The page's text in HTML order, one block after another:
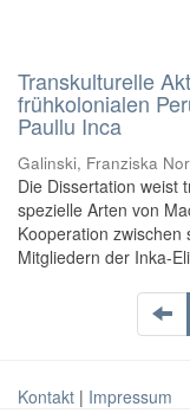
Transkulturelle
frühkolonialen
Paullu Inca
Galinski, Franziska
Die Dissertation weist
spezielle Arten von
Kooperation zwischen
Mitgliedern der Inka-
Kontakt | Impressum